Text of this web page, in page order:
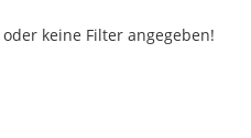
keine Filter angegeben!